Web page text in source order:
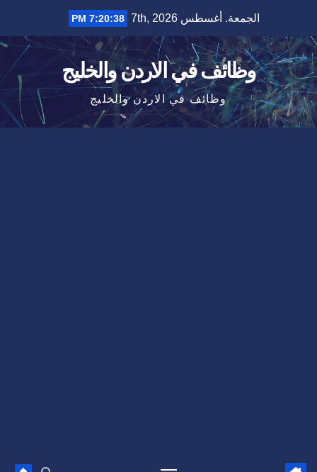
content
الجمعة. أغسطس 7th, 2026 7:20:39 PM
وظائف في الاردن والخليج
وظائف في الاردن والخليج